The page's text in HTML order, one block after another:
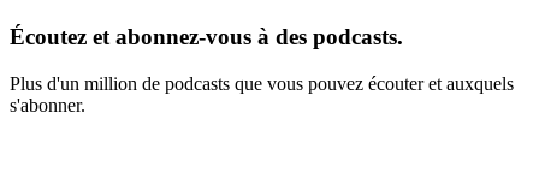
Écoutez et abonnez-vous à des podcasts.
Plus d'un million de podcasts que vous pouvez écouter et auxquels
s'abonner.